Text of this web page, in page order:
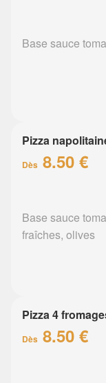
Base sauce
Pizza
Dès 8.50 €
Base sauce
fraîches, olives
Pizza 4
Dès 8.50 €